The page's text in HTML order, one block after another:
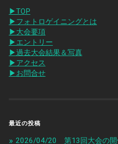
▶︎TOP
▶︎フォトロゲイニングとは
▶︎大会要項
▶︎エントリー
▶︎過去大会結果＆写真
▶︎アクセス
▶︎お問合せ
最近の投稿
2026/04/20 第13回大会の開